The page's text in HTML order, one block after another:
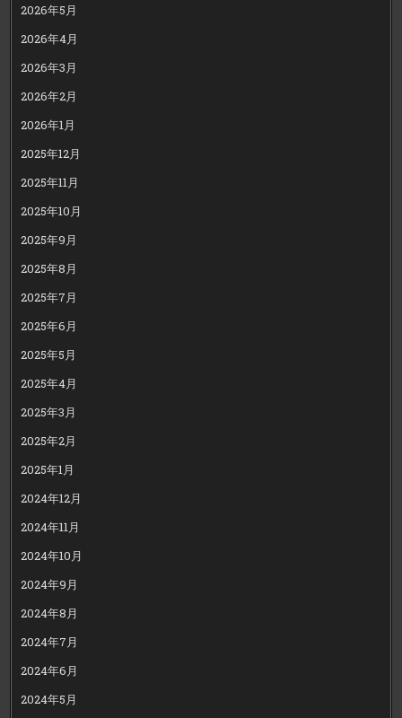
2026年5月
2026年4月
2026年3月
2026年2月
2026年1月
2025年12月
2025年11月
2025年10月
2025年9月
2025年8月
2025年7月
2025年6月
2025年5月
2025年4月
2025年3月
2025年2月
2025年1月
2024年12月
2024年11月
2024年10月
2024年9月
2024年8月
2024年7月
2024年6月
2024年5月